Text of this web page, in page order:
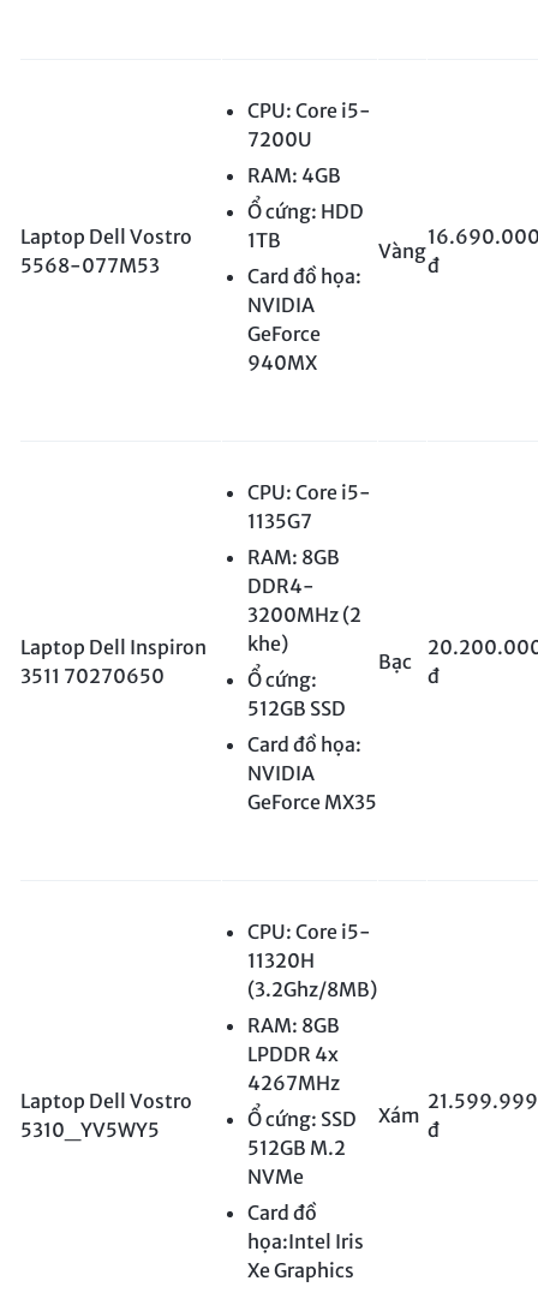
Laptop Dell Vostro
5568-077M53
CPU: Core i5-
7200U
RAM: 4GB
Ổ cứng: HDD
1TB
Card đồ họa:
NVIDIA
GeForce
940MX
Vàng
đ
Laptop Dell Inspiron
3511 70270650
CPU: Core i5-
1135G7
RAM: 8GB
DDR4-
3200MHz (2
khe)
Ổ cứng:
512GB SSD
Card đồ họa:
NVIDIA
GeForce MX35
Bạc
đ
Laptop Dell Vostro
5310_YV5WY5
CPU: Core i5-
11320H
(3.2Ghz/8MB)
RAM: 8GB
LPDDR 4x
4267MHz
Ổ cứng: SSD
512GB M.2
NVMe
Card đồ
họa:Intel Iris
Xe Graphics
Xám
21.599.999
đ